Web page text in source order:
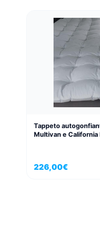
Tappeto
Multivan e California
226,00€